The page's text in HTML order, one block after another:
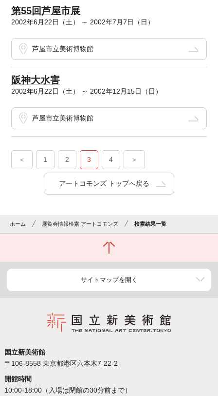
第55回芦屋市展
2002年6月22日（土） ～ 2002年7月7日（日）
芦屋市立美術博物館
阪神大水害
2002年6月22日（土） ～ 2002年12月15日（日）
芦屋市立美術博物館
＜ 1 2 3 4 ＞
アートコモンズ トップへ戻る
ホーム 展覧会情報検索 アートコモンズ 検索結果一覧
サイトマップを開く
国立新美術館
〒106-8558 東京都港区六本木7-22-2
開館時間
10:00-18:00（入場は閉館の30分前まで）